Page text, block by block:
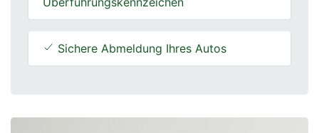
Sichere Abmeldung Ihres Autos